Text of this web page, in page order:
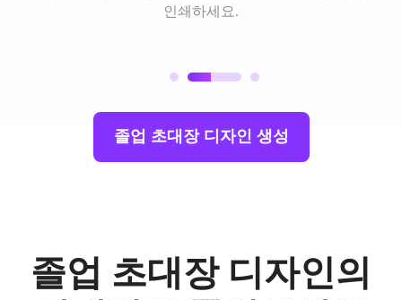
인쇄하세요.
졸업 초대장 디자인 생성
졸업 초대장 디자인의